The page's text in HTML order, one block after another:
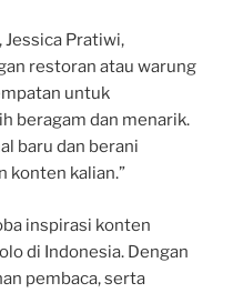
Pratiwi,
restoran atau warung
untuk
beragam dan menarik.
baru dan berani
konten kalian.”
inspirasi konten
di Indonesia. Dengan
pembaca, serta